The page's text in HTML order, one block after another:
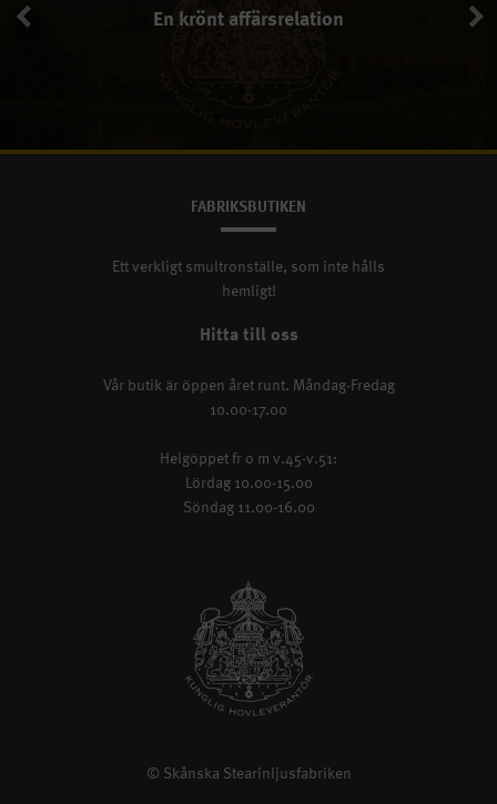
En krönt affärsrelation
FABRIKSBUTIKEN
Ett verkligt smultronställe, som inte hålls
hemligt!
Hitta till oss
Vår butik är öppen året runt. Måndag-Fredag
10.00-17.00
Helgöppet fr o m v.45-v.51:
Lördag 10.00-15.00
Söndag 11.00-16.00
© Skånska Stearinljusfabriken